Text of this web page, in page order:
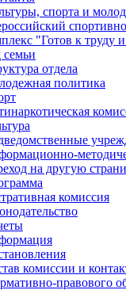
спорта и
"Готов к труду
семьи
отдела
политика
на другую
комиссия
комиссии и
правового